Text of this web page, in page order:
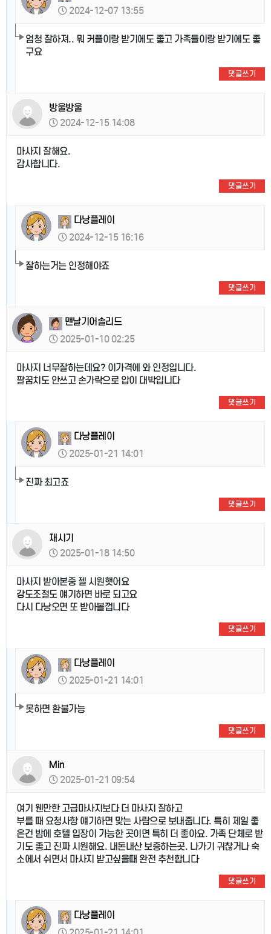
2024-12-07 13:55
엄청 잘하져.. 뭐 커플이랑 받기에도 좋고 가족들이랑 받기에도 좋
구요
댓글쓰기
방울방울
2024-12-15 14:08
마사지 잘해요.
감사합니다.
댓글쓰기
다낭플레이
2024-12-15 16:16
잘하는거는 인정해야죠
댓글쓰기
맨날기어솔리드
2025-01-10 02:25
마사지 너무잘하는데요? 이가격에 와 인정입니다.
팔꿈치도 안쓰고 손가락으로 압이 대박입니다
댓글쓰기
다낭플레이
2025-01-21 14:01
진짜 최고죠
댓글쓰기
재시기
2025-01-18 14:50
마사지 받아본중 젤 시원햇어요
강도조절도 얘기하면 바로 되고요
다시 다낭오면 또 받아볼껍니다
댓글쓰기
다낭플레이
2025-01-21 14:01
못하면 환불가능
댓글쓰기
Min
2025-01-21 09:54
여기 웬만한 고급마사지보다 더 마사지 잘하고
부를 때 요청사항 얘기하면 맞는 사람으로 보내줍니다. 특히 제일 좋
은건 밤에 호텔 입장이 가능한 곳이면 특히 더 좋아요. 가족 단체로 받
기도 좋고 진짜 시원해요. 내돈내산 보증하는곳. 나가기 귀찮거나 숙
소에서 쉬면서 마사지 받고싶을때 완전 추천합니다
댓글쓰기
다낭플레이